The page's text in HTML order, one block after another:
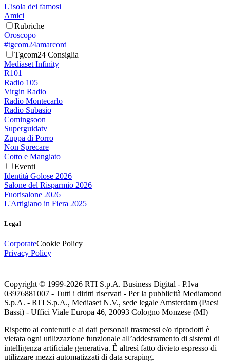
L'isola dei famosi
Amici
Rubriche
Oroscopo
#tgcom24amarcord
Tgcom24 Consiglia
Mediaset Infinity
R101
Radio 105
Virgin Radio
Radio Montecarlo
Radio Subasio
Comingsoon
Superguidatv
Zuppa di Porro
Non Sprecare
Cotto e Mangiato
Eventi
Identità Golose 2026
Salone del Risparmio 2026
Fuorisalone 2026
L'Artigiano in Fiera 2025
Legal
CorporateCookie Policy
Privacy Policy
Copyright © 1999-2026 RTI S.p.A. Business Digital - P.Iva
03976881007 - Tutti i diritti riservati - Per la pubblicità Mediamond
S.p.A. - RTI S.p.A., Mediaset N.V., sede legale Amsterdam (Paesi
Bassi) - Uffici Viale Europa 46, 20093 Cologno Monzese (MI)
Rispetto ai contenuti e ai dati personali trasmessi e/o riprodotti è
vietata ogni utilizzazione funzionale all’addestramento di sistemi di
intelligenza artificiale generativa. È altresì fatto divieto espresso di
utilizzare mezzi automatizzati di data scraping.